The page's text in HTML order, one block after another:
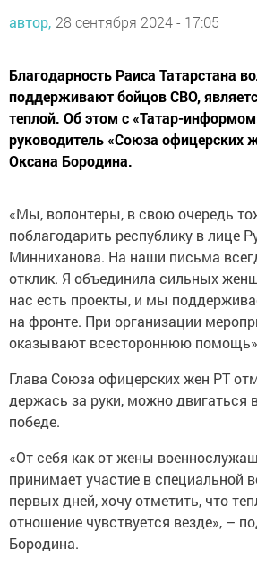
автор, 28 сентября 2024 - 17:05
Благодарность Раиса Татарстана
поддерживают бойцов СВО,
теплой. Об этом с «Татар-
руководитель «Союза офицерских
Оксана Бородина.
«Мы, волонтеры, в свою очередь
поблагодарить республику в лице
Минниханова. На наши письма
отклик. Я объединила сильных
нас есть проекты, и мы
на фронте. При организации
оказывают всестороннюю
Глава Союза офицерских жен РТ
держась за руки, можно двигаться
победе.
«От себя как от жены
принимает участие в специальной
первых дней, хочу отметить, что
отношение чувствуется везде», –
Бородина.